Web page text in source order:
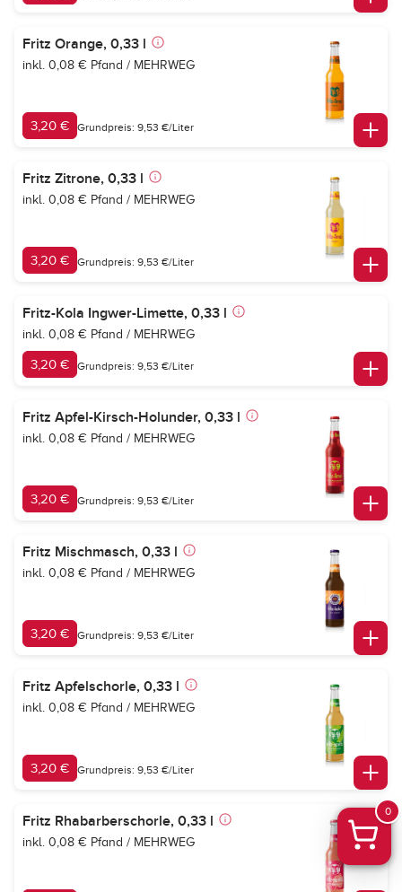
Fritz Orange, 0,33 l
inkl. 0,08 € Pfand / MEHRWEG
3,20 € Grundpreis: 9,53 €/Liter
Fritz Zitrone, 0,33 l
inkl. 0,08 € Pfand / MEHRWEG
3,20 € Grundpreis: 9,53 €/Liter
Fritz-Kola Ingwer-Limette, 0,33 l
inkl. 0,08 € Pfand / MEHRWEG
3,20 € Grundpreis: 9,53 €/Liter
Fritz Apfel-Kirsch-Holunder, 0,33 l
inkl. 0,08 € Pfand / MEHRWEG
3,20 € Grundpreis: 9,53 €/Liter
Fritz Mischmasch, 0,33 l
inkl. 0,08 € Pfand / MEHRWEG
3,20 € Grundpreis: 9,53 €/Liter
Fritz Apfelschorle, 0,33 l
inkl. 0,08 € Pfand / MEHRWEG
3,20 € Grundpreis: 9,53 €/Liter
Fritz Rhabarberschorle, 0,33 l
inkl. 0,08 € Pfand / MEHRWEG
0